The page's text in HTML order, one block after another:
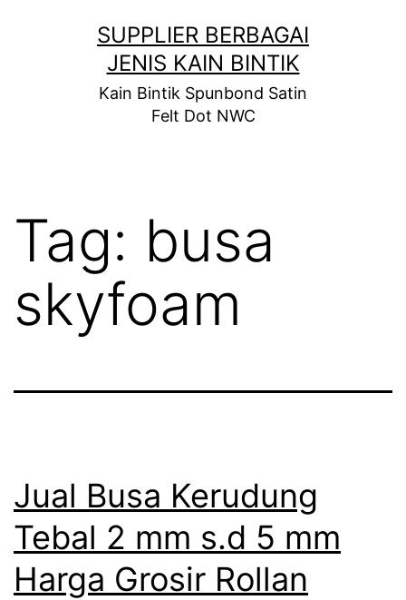
SUPPLIER BERBAGAI
JENIS KAIN BINTIK
Kain Bintik Spunbond Satin
Felt Dot NWC
Tag: busa
skyfoam
Jual Busa Kerudung
Tebal 2 mm s.d 5 mm
Harga Grosir Rollan